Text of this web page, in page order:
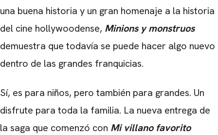
una buena historia y un gran homenaje a la historia
del cine hollywoodense, Minions y monstruos
demuestra que todavía se puede hacer algo nuevo
dentro de las grandes franquicias.
Sí, es para niños, pero también para grandes. Un
disfrute para toda la familia. La nueva entrega de
la saga que comenzó con Mi villano favorito